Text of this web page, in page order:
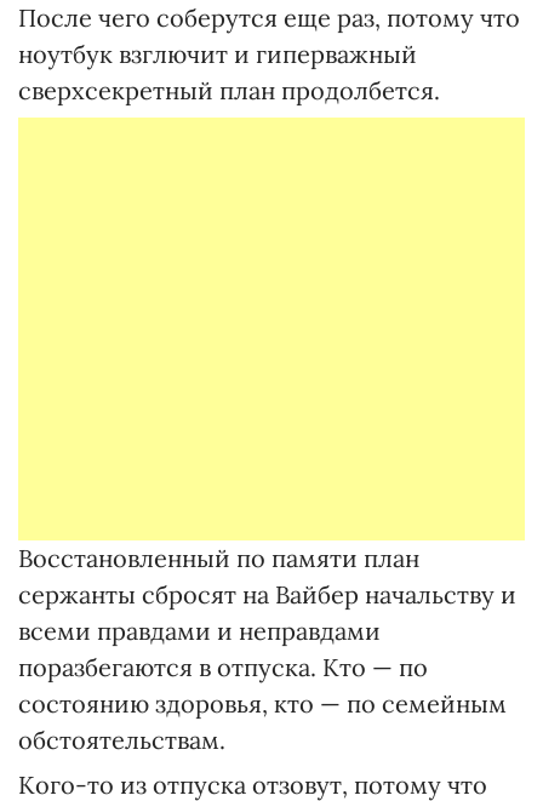
После чего соберутся еще раз, потому что
ноутбук взглючит и гиперважный
сверхсекретный план продолбется.
Восстановленный по памяти план
сержанты сбросят на Вайбер начальству и
всеми правдами и неправдами
поразбегаются в отпуска. Кто — по
состоянию здоровья, кто — по семейным
обстоятельствам.
Кого-то из отпуска отзовут, потому что